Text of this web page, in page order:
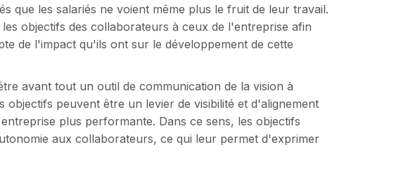
que les salariés ne voient même plus le fruit de leur travail.
objectifs des collaborateurs à ceux de l'entreprise afin
de l'impact qu'ils ont sur le développement de cette
avant tout un outil de communication de la vision à
objectifs peuvent être un levier de visibilité et d'alignement
plus performante. Dans ce sens, les objectifs
aux collaborateurs, ce qui leur permet d'exprimer